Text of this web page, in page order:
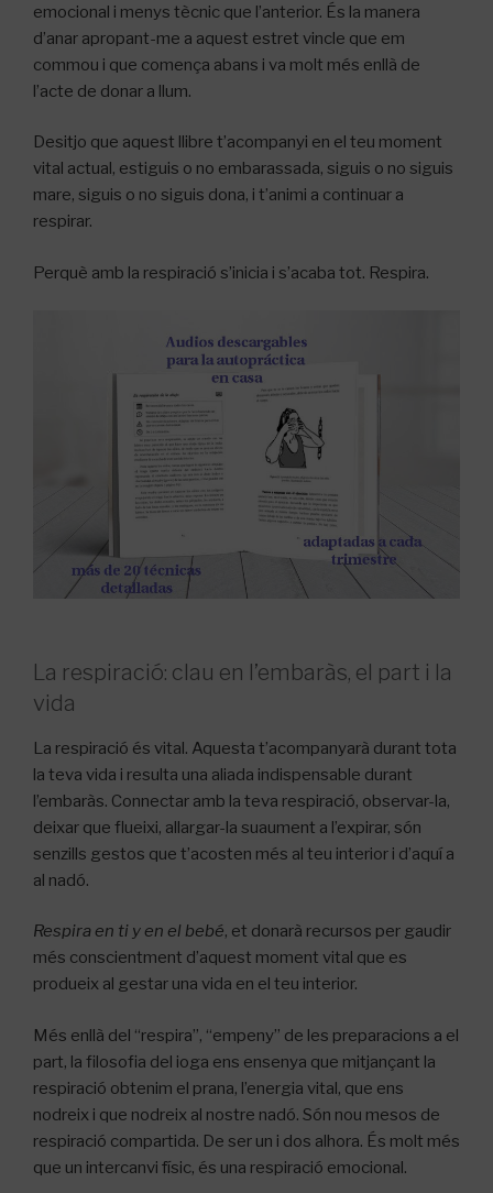
emocional i menys tècnic que l’anterior. És la manera
d’anar apropant-me a aquest estret vincle que em
commou i que comença abans i va molt més enllà de
l’acte de donar a llum.
Desitjo que aquest llibre t’acompanyi en el teu moment
vital actual, estiguis o no embarassada, siguis o no siguis
mare, siguis o no siguis dona, i t’animi a continuar a
respirar.
Perquè amb la respiració s’inicia i s’acaba tot. Respira.
La respiració: clau en l’embaràs, el part i la
vida
La respiració és vital. Aquesta t’acompanyarà durant tota
la teva vida i resulta una aliada indispensable durant
l’embaràs. Connectar amb la teva respiració, observar-la,
deixar que flueixi, allargar-la suaument a l’expirar, són
senzills gestos que t’acosten més al teu interior i d’aquí a
al nadó.
Respira en ti y en el bebé, et donarà recursos per gaudir
més conscientment d’aquest moment vital que es
produeix al gestar una vida en el teu interior.
Més enllà del “respira”, “empeny” de les preparacions a el
part, la filosofia del ioga ens ensenya que mitjançant la
respiració obtenim el prana, l’energia vital, que ens
nodreix i que nodreix al nostre nadó. Són nou mesos de
respiració compartida. De ser un i dos alhora. És molt més
que un intercanvi físic, és una respiració emocional.